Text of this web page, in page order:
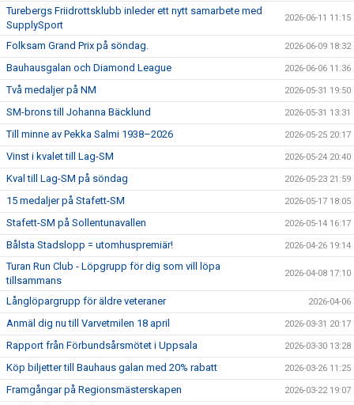
Turebergs Friidrottsklubb inleder ett nytt samarbete med
SupplySport
2026-06-11 11:15
Folksam Grand Prix på söndag. 2026-06-09 18:32
Bauhausgalan och Diamond League 2026-06-06 11:36
Två medaljer på NM 2026-05-31 19:50
SM-brons till Johanna Bäcklund 2026-05-31 13:31
Till minne av Pekka Salmi 1938–2026 2026-05-25 20:17
Vinst i kvalet till Lag-SM 2026-05-24 20:40
Kval till Lag-SM på söndag 2026-05-23 21:59
15 medaljer på Stafett-SM 2026-05-17 18:05
Stafett-SM på Sollentunavallen 2026-05-14 16:17
Bålsta Stadslopp = utomhuspremiär! 2026-04-26 19:14
Turan Run Club - Löpgrupp för dig som vill löpa
tillsammans
2026-04-08 17:10
Långlöpargrupp för äldre veteraner 2026-04-06
Anmäl dig nu till Varvetmilen 18 april 2026-03-31 20:17
Rapport från Förbundsårsmötet i Uppsala 2026-03-30 13:28
Köp biljetter till Bauhaus galan med 20% rabatt 2026-03-26 11:25
Framgångar på Regionsmästerskapen 2026-03-22 19:07